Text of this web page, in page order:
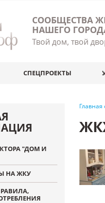
СООБЩЕСТВА
НАШЕГО
Твой дом, твой
СПЕЦПРОЕКТЫ
Главная
"ДОМ И
НА ЖКУ